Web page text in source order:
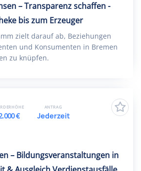
– Transparenz schaffen -
bis zum Erzeuger
zielt darauf ab, Beziehungen
und Konsumenten in Bremen
zu knüpfen.
– Bildungsveranstaltungen in
€
ANTRAG
Jederzeit